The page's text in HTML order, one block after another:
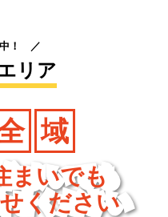
！ ／
リア
域
まいでも
ください